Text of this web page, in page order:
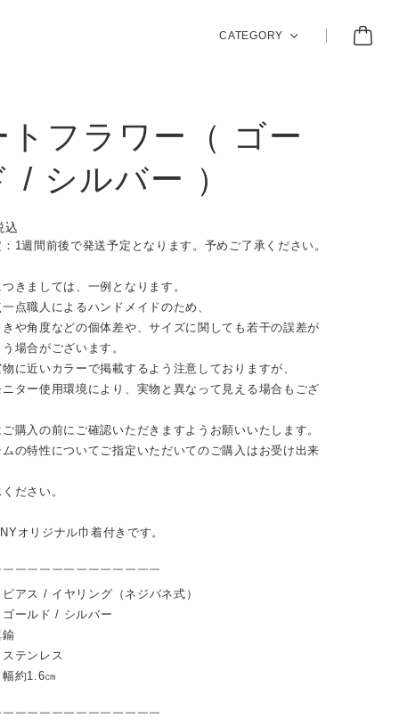
CATEGORY
トフラワー（ ゴー
/ シルバー ）
込
1週間前後で発送予定となります。予めご了承ください。
きましては、一例となります。
点職人によるハンドメイドのため、
や角度などの個体差や、サイズに関しても若干の誤差が
場合がございます。
に近いカラーで掲載するよう注意しておりますが、
ター使用環境により、実物と異なって見える場合もござ
購入の前にご確認いただきますようお願いいたします。
の特性についてご指定いただいてのご購入はお受け出来
ださい。
オリジナル巾着付きです。
￣￣￣￣￣￣￣￣￣￣￣￣
アス / イヤリング（ネジバネ式）
ールド / シルバー
テンレス
約1.6㎝
￣￣￣￣￣￣￣￣￣￣￣￣